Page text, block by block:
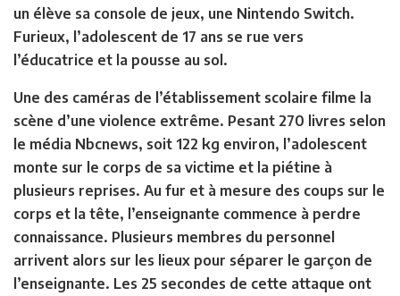
un élève sa console de jeux, une Nintendo Switch.
Furieux, l’adolescent de 17 ans se rue vers
l’éducatrice et la pousse au sol.
Une des caméras de l’établissement scolaire filme la
scène d’une violence extrême. Pesant 270 livres selon
le média Nbcnews, soit 122 kg environ, l’adolescent
monte sur le corps de sa victime et la piétine à
plusieurs reprises. Au fur et à mesure des coups sur le
corps et la tête, l’enseignante commence à perdre
connaissance. Plusieurs membres du personnel
arrivent alors sur les lieux pour séparer le garçon de
l’enseignante. Les 25 secondes de cette attaque ont